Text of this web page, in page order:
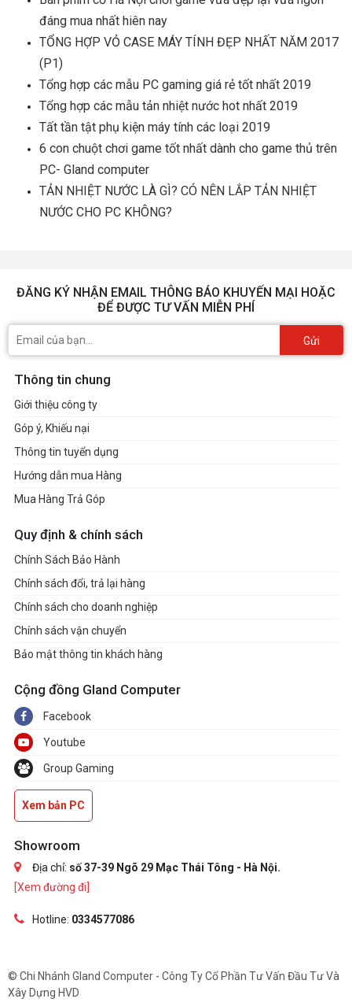
đáng mua nhất hiên nay
TỔNG HỢP VỎ CASE MÁY TÍNH ĐẸP NHẤT NĂM 2017
(P1)
Tổng hợp các mẫu PC gaming giá rẻ tốt nhất 2019
Tổng hợp các mẫu tản nhiệt nước hot nhất 2019
Tất tần tật phụ kiện máy tính các loại 2019
6 con chuột chơi game tốt nhất dành cho game thủ trên
PC- Gland computer
TẢN NHIỆT NƯỚC LÀ GÌ? CÓ NÊN LẮP TẢN NHIỆT
NƯỚC CHO PC KHÔNG?
ĐĂNG KÝ NHẬN EMAIL THÔNG BÁO KHUYẾN MẠI HOẶC
ĐỂ ĐƯỢC TƯ VẤN MIỄN PHÍ
Gửi
Thông tin chung
Giới thiệu công ty
Góp ý, Khiếu nại
Thông tin tuyển dụng
Hướng dẫn mua Hàng
Mua Hàng Trả Góp
Quy định & chính sách
Chính Sách Bảo Hành
Chính sách đổi, trả lại hàng
Chính sách cho doanh nghiệp
Chính sách vận chuyển
Bảo mật thông tin khách hàng
Cộng đồng Gland Computer
Facebook
Youtube
Group Gaming
Xem bản PC
Showroom
Địa chỉ: số 37-39 Ngõ 29 Mạc Thái Tông - Hà Nội.
[Xem đường đi]
Hotline: 0334577086
© Chi Nhánh Gland Computer - Công Ty Cổ Phần Tư Vấn Đầu Tư Và
Xây Dựng HVD